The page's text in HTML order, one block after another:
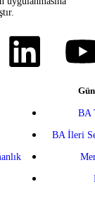
BA
BA İleri